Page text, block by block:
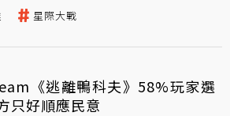
星際大戰
《逃離鴨科夫》58%玩家選
只好順應民意